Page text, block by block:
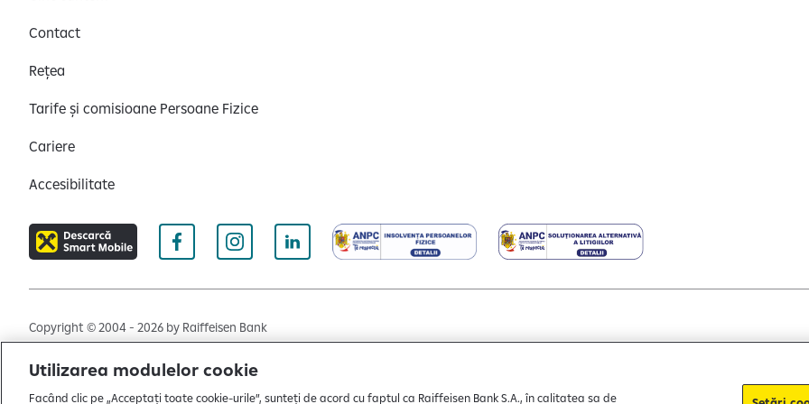
Contact
Rețea
Tarife și comisioane Persoane Fizice
Cariere
Accesibilitate
Copyright © 2004 - 2026 by Raiffeisen Bank
Termeni și condiții Politică de utilizare cookies
Utilizarea modulelor cookie
Facând clic pe „Acceptați toate cookie-urile”, sunteți de acord cu faptul ca Raiffeisen Bank S.A., în calitatea sa de